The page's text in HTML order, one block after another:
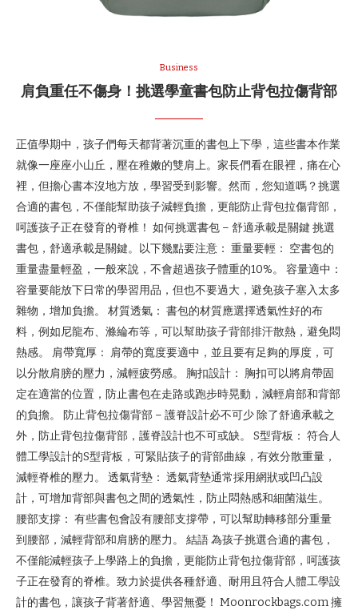
Business
肩負重任不傷身！挑選學童書包防止背包拉傷背部
正值學期中，孩子們每天都背著沉重的書包上下學，這些書本作業
就像一座座小山丘，壓在稚嫩的雙肩上。家長們看在眼裡，痛在心
裡，但擔心書本沒地方放，學習受到影響。然而，您知道嗎？挑選
合適的書包，不僅能幫助孩子減輕負擔，更能防止背包拉傷背部，
呵護孩子正在發育的脊椎！ 如何挑選書包 – 舒適承載是關鍵 挑選
書包，舒適承載是關鍵。以下幾點要注意： 重量要輕： 空書包的
重量盡量輕盈，一般來說，不會超過孩子體重的10%。 容量適中：
容量要能放下日常的學習用品，但也不要過大，避免孩子塞入太多
雜物，增加負擔。 材質透氣： 書包的材質應選擇透氣性好的布
料，例如尼龍布、滌綸布等，可以幫助孩子背部排汗散熱，避免悶
熱感。 肩帶寬厚： 肩帶的寬度要適中，並且要有足夠的厚度，可
以分散肩膀的壓力，減輕疲勞感。 胸扣設計： 胸扣可以將肩帶固
定在適當的位置，防止書包在走路或跑步時晃動，減輕肩部和背部
的負擔。 防止背包拉傷背部 – 護脊設計必不可少 除了舒適承載之
外，防止背包拉傷背部，護脊設計也不可或缺。 S型背板： 符合人
體工學設計的S型背板，可緊貼孩子的背部曲線，有效分散重量，
減輕脊椎的壓力。 透氣背墊： 透氣背墊通常採用網狀或凹凸設
計，可增加背部與書包之間的透氣性，防止悶熱感和細菌滋生。
腰部支撐： 有些書包會設有腰部支撐帶，可以幫助轉移部分重量
到腰部，減輕背部和肩膀的壓力。 結語 為孩子挑選合適的書包，
不僅能減輕孩子上學路上的負擔，更能防止背包拉傷背部，呵護孩
子正在發育的脊椎。致力於提供各種舒適、耐用且符合人體工學設
計的書包，讓孩子背著舒適、學習無憂！ Moonrockbags.com 擁